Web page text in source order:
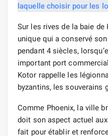
Sur les rives de la baie
unique qui a conservé
pendant 4 siècles,
important port
Kotor rappelle les
byzantins, les souverains
Comme Phoenix, la ville
doit son aspect actuel
fait pour établir et